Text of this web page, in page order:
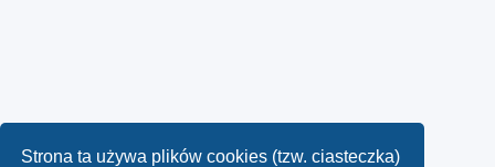
Strona ta używa plików cookies (tzw. ciasteczka)